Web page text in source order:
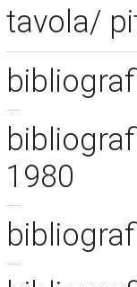
tavola/
1980